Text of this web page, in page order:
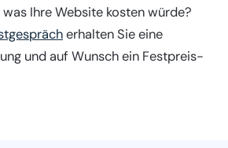
Ihre Website kosten würde?
erhalten Sie eine
und auf Wunsch ein Festpreis-